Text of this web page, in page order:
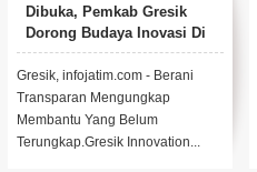
Siapkan Penitipan
Kendaraan Gratis untuk
Warga
Menjelang libur Natal dan Tahun
Baru 2025. Polres Gresik
meluncurkan inovasi layanan
publik berupa p...